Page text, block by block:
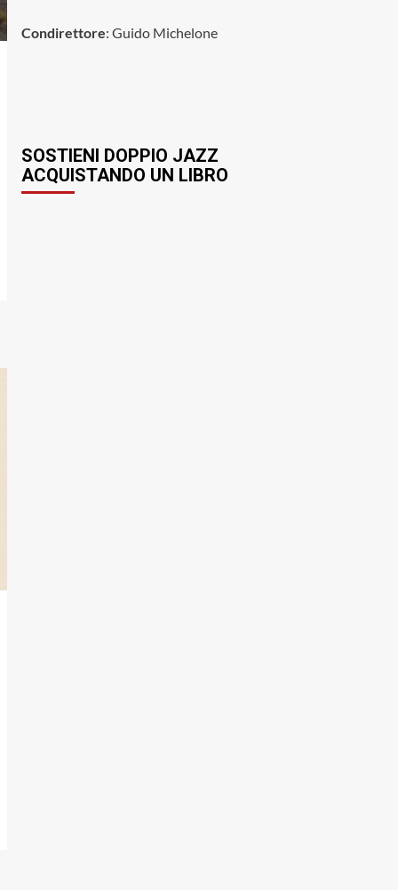
Condirettore: Guido Michelone
SOSTIENI DOPPIO JAZZ
ACQUISTANDO UN LIBRO